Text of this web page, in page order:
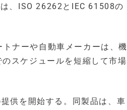
、ISO 26262とIEC 61508の
ナーや自動車メーカーは、機
スケジュールを短縮して市場
供を開始する。同製品は、車